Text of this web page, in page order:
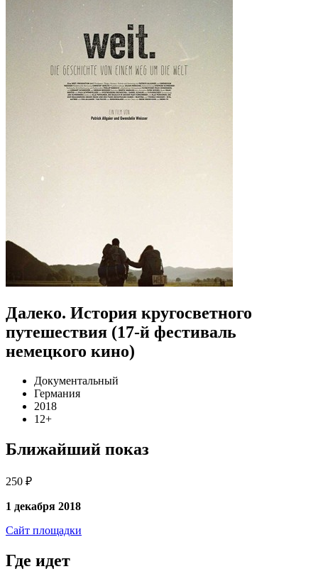
Далеко. История кругосветного
путешествия (17-й фестиваль
немецкого кино)
Документальный
Германия
2018
12+
Ближайший показ
250 ₽
1 декабря 2018
Сайт площадки
Где идет